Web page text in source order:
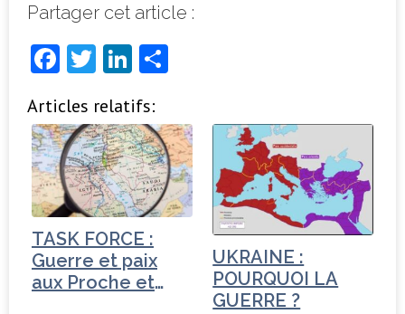
Partager cet article :
F
c
e
b
o
o
k
T
it
t
e
r
Li
k
e
dI
n
ta
g
e
r
Articles relatifs:
TASK FORCE :
Guerre et paix
aux Proche et
UKRAINE :
POURQUOI LA
GUERRE ?